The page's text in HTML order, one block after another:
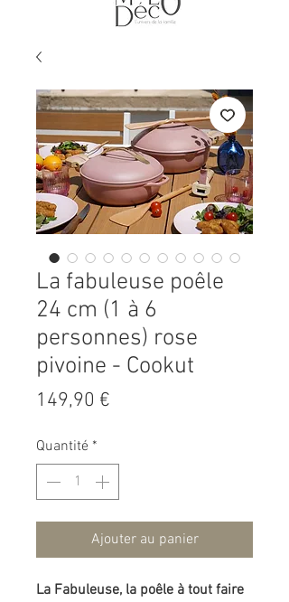
La fabuleuse poêle
24 cm (1 à 6
personnes) rose
pivoine - Cookut
149,90 €
Quantité *
Ajouter au panier
La Fabuleuse, la poêle à tout faire